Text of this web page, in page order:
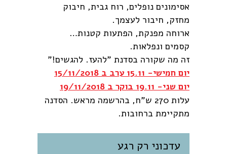
אסימונים נופלים, רוח גבית, חיבוק
מחזק, חיבור לעצמך.
ארוחה מפנקת, הפתעות קטנות…
קסמים ונפלאות.
זה מה שקורה בסדנת "להעז. להגשים!"
יום חמישי- 15.11 ערב ב 15/11/2018
יום שני- 19.11 בוקר ב 19/11/2018
עלות 270 ש"ח, בהרשמה מראש. הסדנה
מתקיימת ברחובות.
עדכוני רק רגע